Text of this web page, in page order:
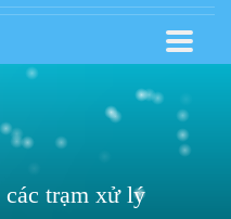
trạm xử lý